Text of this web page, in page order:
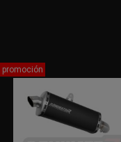
promoción